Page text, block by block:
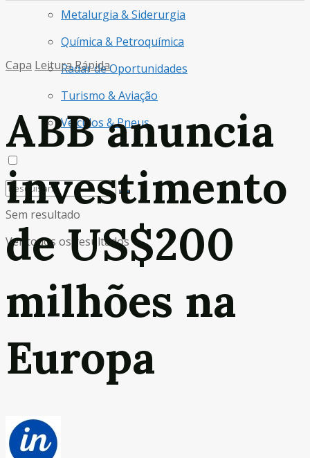
Metalurgia & Siderurgia
Química & Petroquímica
Radar de Oportunidades
Turismo & Aviação
Veículos & Pneus
Sem resultado
Ver todos os resultados
Capa Leitura Rápida
ABB anuncia
investimento
de US$200
milhões na
Europa